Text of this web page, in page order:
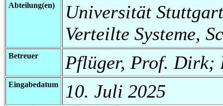
Abteilung(en)
Universität
Verteilte Systeme,
Betreuer Pflüger, Prof. Dirk;
Eingabedatum 10. Juli 2025